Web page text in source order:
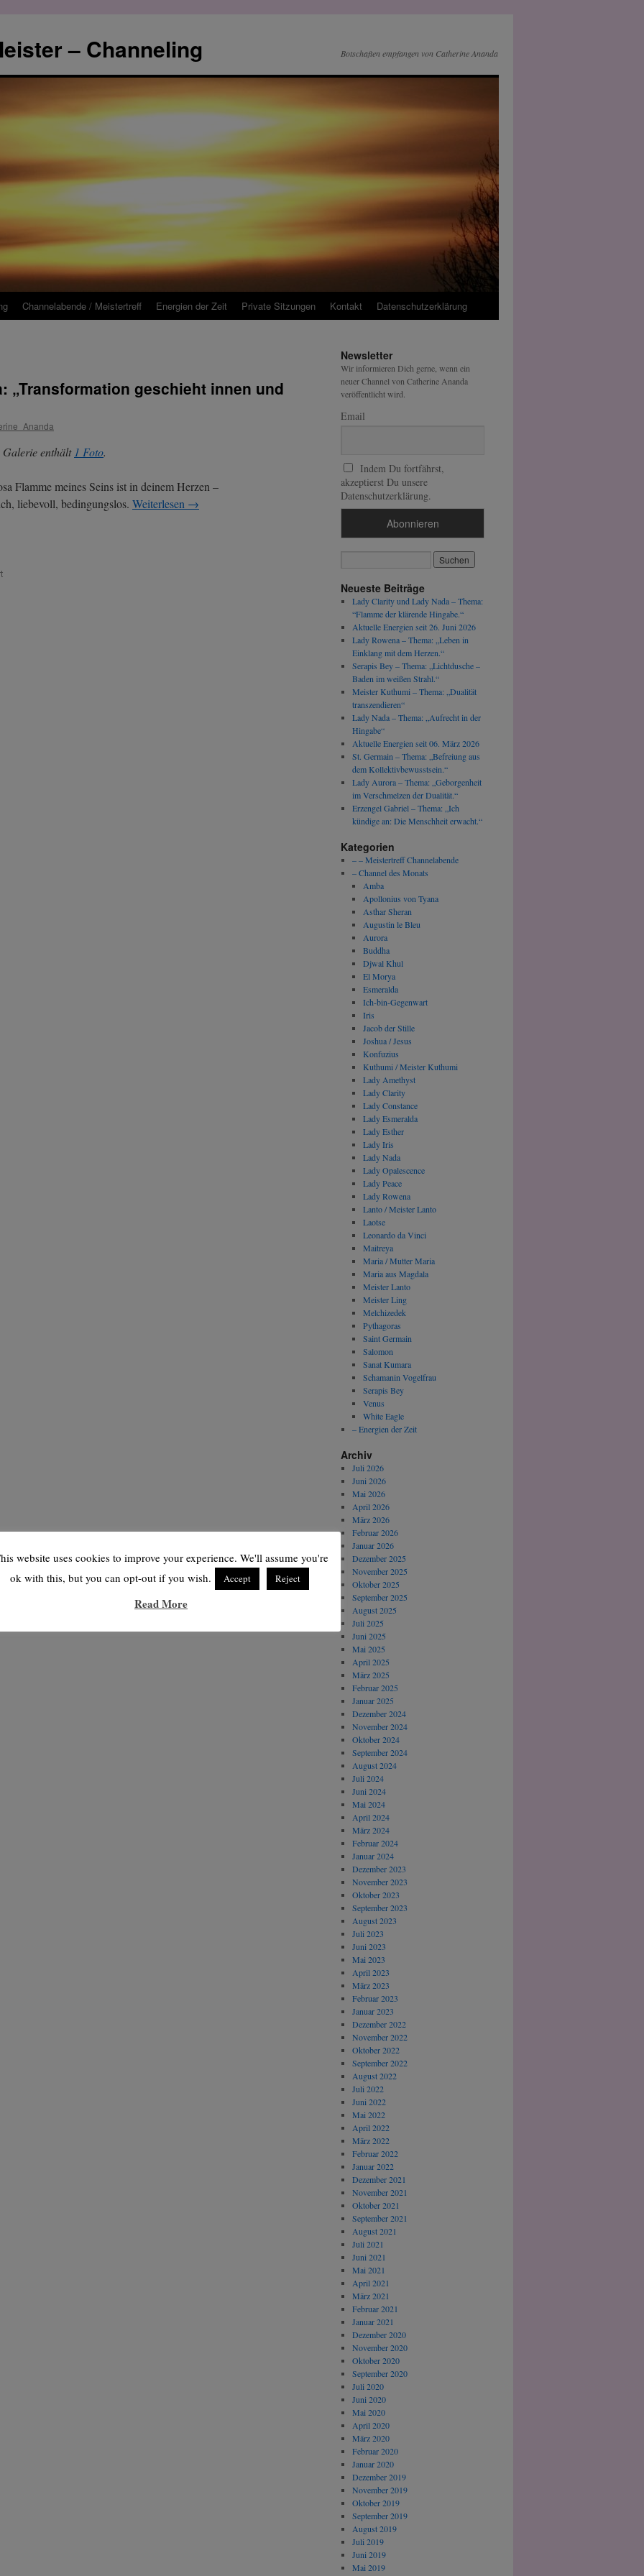
– Channeling Botschaften empfangen von Catherine Ananda
Channelabende / Meistertreff Energien der Zeit Private Sitzungen Kontakt Datenschutz­erklärung
„Transformation geschieht innen und
Galerie enthält 1 Foto.
Flamme meines Seins ist in deinem Herzen –
liebevoll, bedingungslos. Weiterlesen →
für
Newsletter
Wir informieren Dich gerne, wenn ein
neuer Channel von Catherine Ananda
veröffentlicht wird.
Email
Indem Du fortfährst,
akzeptierst Du unsere
Datenschutzerklärung.
Neueste Beiträge
Lady Clarity und Lady Nada – Thema:
“Flamme der klärende Hingabe.“
Aktuelle Energien seit 26. Juni 2026
Lady Rowena – Thema: „Leben in
Einklang mit dem Herzen.“
Serapis Bey – Thema: „Lichtdusche –
Baden im weißen Strahl.“
Meister Kuthumi – Thema: „Dualität
transzendieren“
Lady Nada – Thema: „Aufrecht in der
Hingabe“
Aktuelle Energien seit 06. März 2026
St. Germain – Thema: „Befreiung aus
dem Kollektivbewusstsein.“
Lady Aurora – Thema: „Geborgenheit
im Verschmelzen der Dualität.“
Erzengel Gabriel – Thema: „Ich
kündige an: Die Menschheit erwacht.“
Kategorien
– – Meistertreff Channelabende
– Channel des Monats
Amba
Apollonius von Tyana
Asthar Sheran
Augustin le Bleu
Aurora
Buddha
Djwal Khul
El Morya
Esmeralda
Ich-bin-Gegenwart
Iris
Jacob der Stille
Joshua / Jesus
Konfuzius
Kuthumi / Meister Kuthumi
Lady Amethyst
Lady Clarity
Lady Constance
Lady Esmeralda
Lady Esther
Lady Iris
Lady Nada
Lady Opalescence
Lady Peace
Lady Rowena
Lanto / Meister Lanto
Laotse
Leonardo da Vinci
Maitreya
Maria / Mutter Maria
Maria aus Magdala
Meister Lanto
Meister Ling
Melchizedek
Pythagoras
Saint Germain
Salomon
Sanat Kumara
Schamanin Vogelfrau
Serapis Bey
Venus
White Eagle
– Energien der Zeit
Archiv
Juli 2026
Juni 2026
Mai 2026
April 2026
März 2026
Februar 2026
Januar 2026
Dezember 2025
November 2025
Oktober 2025
September 2025
August 2025
Juli 2025
Juni 2025
Mai 2025
April 2025
März 2025
Februar 2025
Januar 2025
Dezember 2024
November 2024
Oktober 2024
September 2024
August 2024
Juli 2024
Juni 2024
Mai 2024
April 2024
März 2024
Februar 2024
Januar 2024
Dezember 2023
November 2023
Oktober 2023
September 2023
August 2023
Juli 2023
Juni 2023
Mai 2023
April 2023
März 2023
Februar 2023
Januar 2023
Dezember 2022
November 2022
Oktober 2022
September 2022
August 2022
Juli 2022
Juni 2022
Mai 2022
April 2022
März 2022
Februar 2022
Januar 2022
Dezember 2021
November 2021
Oktober 2021
September 2021
August 2021
Juli 2021
Juni 2021
Mai 2021
April 2021
März 2021
Februar 2021
Januar 2021
Dezember 2020
November 2020
Oktober 2020
September 2020
Juli 2020
Juni 2020
Mai 2020
April 2020
März 2020
Februar 2020
Januar 2020
Dezember 2019
November 2019
Oktober 2019
September 2019
August 2019
Juli 2019
Juni 2019
Mai 2019
website uses cookies to improve your experience. We'll assume you're
ok with this, but you can opt-out if you wish.
Accept Reject
Read More